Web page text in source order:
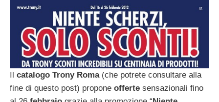
Il catalogo Trony Roma(che potrete consultare alla
fine di questo post) propone offerte sensazionali fino